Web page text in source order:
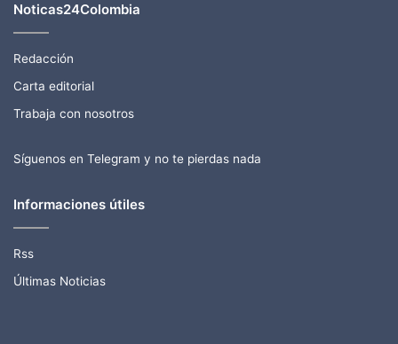
Noticas24Colombia
Redacción
Carta editorial
Trabaja con nosotros
Síguenos en Telegram y no te pierdas nada
Informaciones útiles
Rss
Últimas Noticias